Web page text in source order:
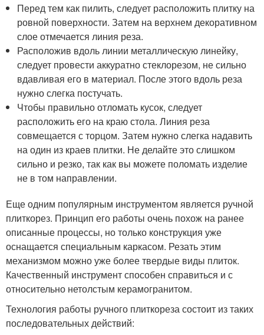
Перед тем как пилить, следует расположить плитку на
ровной поверхности. Затем на верхнем декоративном
слое отмечается линия реза.
Расположив вдоль линии металлическую линейку,
следует провести аккуратно стеклорезом, не сильно
вдавливая его в материал. После этого вдоль реза
нужно слегка постучать.
Чтобы правильно отломать кусок, следует
расположить его на краю стола. Линия реза
совмещается с торцом. Затем нужно слегка надавить
на один из краев плитки. Не делайте это слишком
сильно и резко, так как вы можете поломать изделие
не в том направлении.
Еще одним популярным инструментом является ручной
плиткорез. Принцип его работы очень похож на ранее
описанные процессы, но только конструкция уже
оснащается специальным каркасом. Резать этим
механизмом можно уже более твердые виды плиток.
Качественный инструмент способен справиться и с
относительно нетолстым керамогранитом.
Технология работы ручного плиткореза состоит из таких
последовательных действий: